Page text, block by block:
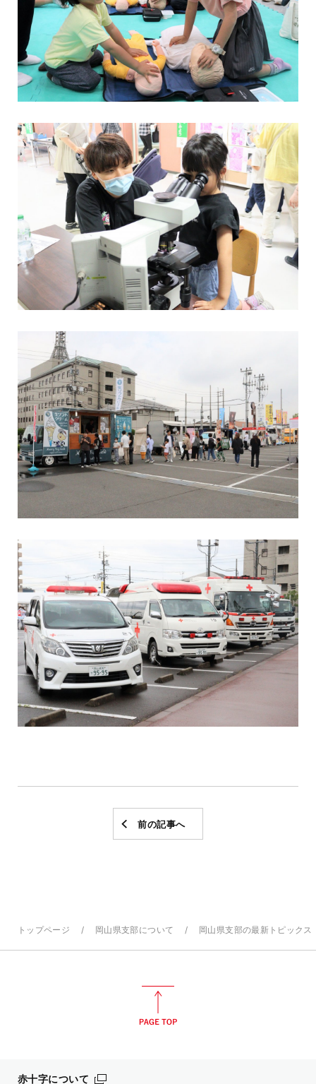
前の記事へ
トップページ 岡山県支部について 岡山県支部の最新トピックス
赤十字について